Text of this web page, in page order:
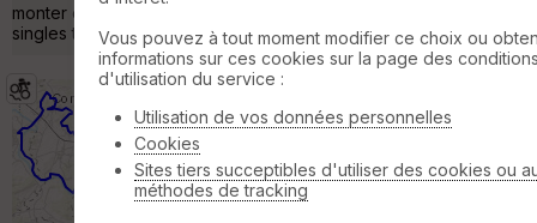
monter ou à descendre), des possibilités de sauts et des
singles tournoyants: un »
Les cascades de Sautadet
Verfeuil
VTT 28 km 240 m
Parcours presque pour tous (VTC avec gros
Vous pouvez à tout moment modifier ce choix ou
informations sur ces cookies sur la page des
d'utilisation du service :
Utilisation de vos données personnelles
Cookies
Sites tiers succeptibles d'utiliser des cookies ou
méthodes de tracking